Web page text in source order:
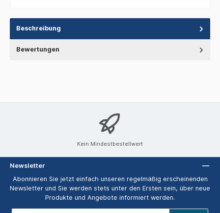
Beschreibung
Bewertungen
Kein Mindestbestellwert
Newsletter
Abonnieren Sie jetzt einfach unseren regelmäßig erscheinenden
Newsletter und Sie werden stets unter den Ersten sein, über neue
Produkte und Angebote informiert werden.